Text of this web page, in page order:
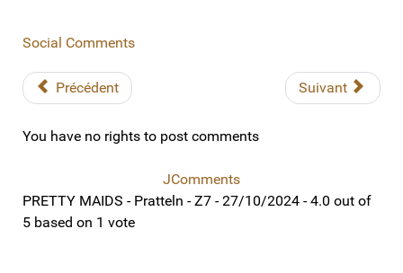
Social Comments
Précédent Suivant
You have no rights to post comments
JComments
PRETTY MAIDS - Pratteln - Z7 - 27/10/2024 -4.0 out of
5 based on 1 vote